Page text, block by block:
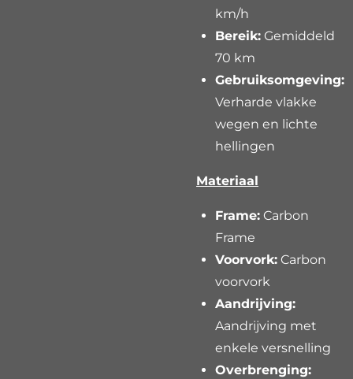
km/h
Bereik: Gemiddeld
70 km
Gebruiksomgeving:
Verharde vlakke
wegen en lichte
hellingen
Materiaal
Frame: Carbon
Frame
Voorvork: Carbon
voorvork
Aandrijving:
Aandrijving met
enkele versnelling
Overbrenging: